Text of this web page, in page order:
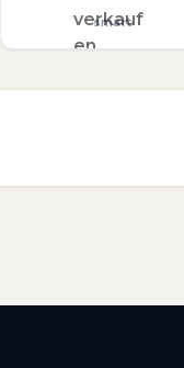
smart